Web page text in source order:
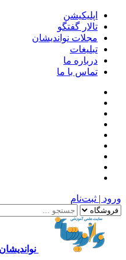
اپلیکیشن
تالار گفتگو
مجلات نواندیشان
تبلیغات
درباره ما
تماس با ما
ورود | ثبت‌نام